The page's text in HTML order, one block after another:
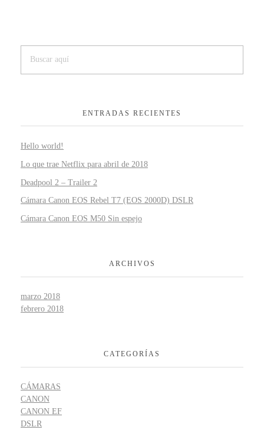
ENTRADAS RECIENTES
Hello world!
Lo que trae Netflix para abril de 2018
Deadpool 2 – Trailer 2
Cámara Canon EOS Rebel T7 (EOS 2000D) DSLR
Cámara Canon EOS M50 Sin espejo
ARCHIVOS
marzo 2018
febrero 2018
CATEGORÍAS
CÁMARAS
CANON
CANON EF
DSLR